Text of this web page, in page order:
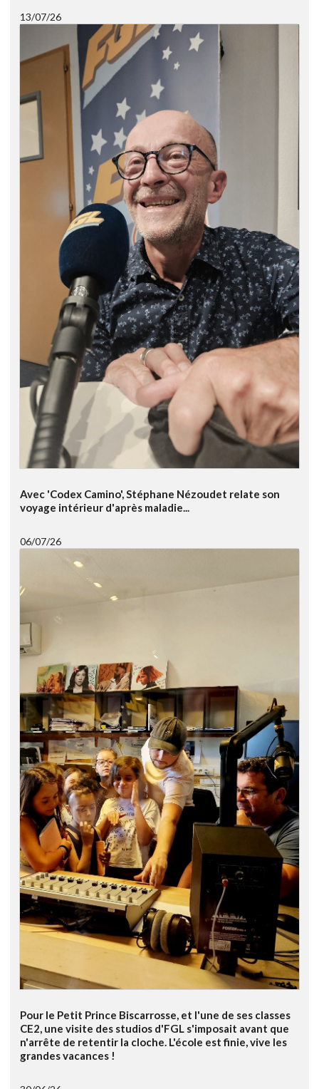
13/07/26
Avec 'Codex Camino', Stéphane Nézoudet relate son
voyage intérieur d'après maladie...
06/07/26
Pour le Petit Prince Biscarrosse, et l'une de ses classes
CE2, une visite des studios d'FGL s'imposait avant que
n'arrête de retentir la cloche. L'école est finie, vive les
grandes vacances !